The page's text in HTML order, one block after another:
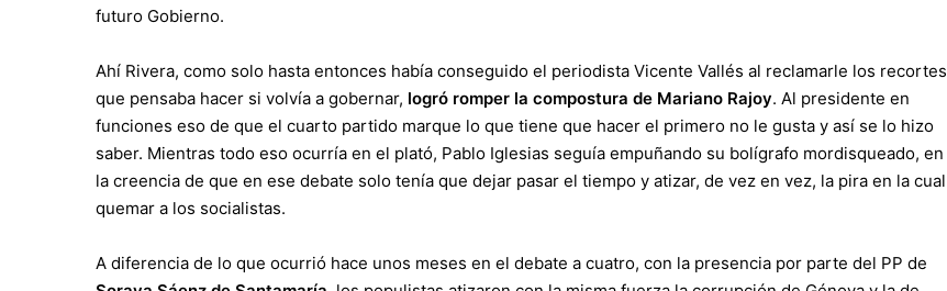
futuro Gobierno.
Ahí Rivera, como solo hasta entonces había conseguido el periodista Vicente Vallés al reclamarle los recortes
que pensaba hacer si volvía a gobernar, logró romper la compostura de Mariano Rajoy. Al presidente en
funciones eso de que el cuarto partido marque lo que tiene que hacer el primero no le gusta y así se lo hizo
saber. Mientras todo eso ocurría en el plató, Pablo Iglesias seguía empuñando su bolígrafo mordisqueado, en
la creencia de que en ese debate solo tenía que dejar pasar el tiempo y atizar, de vez en vez, la pira en la cual
quemar a los socialistas.
A diferencia de lo que ocurrió hace unos meses en el debate a cuatro, con la presencia por parte del PP de